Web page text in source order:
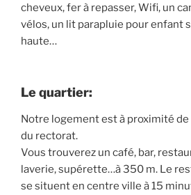
cheveux, fer à repasser, Wifi, un
vélos, un lit parapluie pour enfant
haute…
Le quartier:
Notre logement est à proximité
du rectorat.
Vous trouverez un café, bar,
laverie, supérette…à 350 m. Le
se situent en centre ville à 15